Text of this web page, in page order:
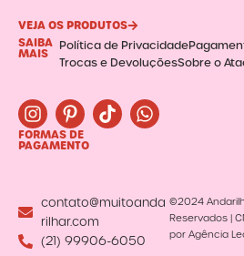
VEJA OS PRODUTOS
SAIBA
MAIS Política de Privacidade
Trocas e DevoluçõesSobre o
I
n
s
g
r
P
i
n
r
e
s
T
i
k
W
h
a
p
FORMAS DE
PAGAMENTO
contato@muitoanda
rilhar.com
(21) 99906-6050
©2024
Reservados |
por Agência